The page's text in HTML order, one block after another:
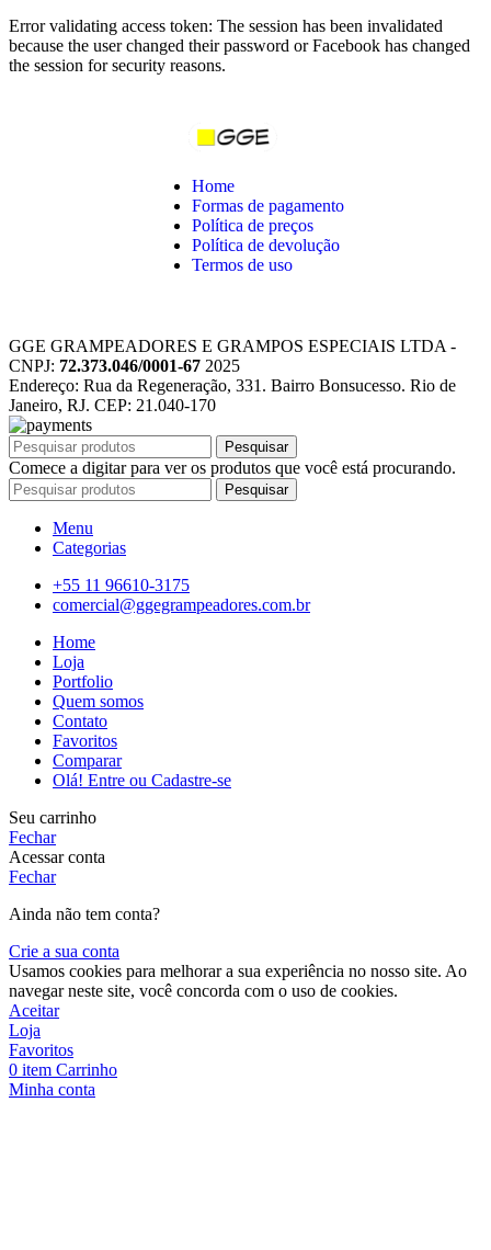
Error validating access token: The session has been invalidated
because the user changed their password or Facebook has changed
the session for security reasons.
Home
Formas de pagamento
Política de preços
Política de devolução
Termos de uso
GGE GRAMPEADORES E GRAMPOS ESPECIAIS LTDA -
CNPJ: 72.373.046/0001-67 2025
Endereço: Rua da Regeneração, 331. Bairro Bonsucesso. Rio de
Janeiro, RJ. CEP: 21.040-170
Pesquisar
Comece a digitar para ver os produtos que você está procurando.
Pesquisar
Menu
Categorias
+55 11 96610-3175
comercial@ggegrampeadores.com.br
Home
Loja
Portfolio
Quem somos
Contato
Favoritos
Comparar
Olá! Entre ou Cadastre-se
Seu carrinho
Fechar
Acessar conta
Fechar
Ainda não tem conta?
Crie a sua conta
Usamos cookies para melhorar a sua experiência no nosso site. Ao
navegar neste site, você concorda com o uso de cookies.
Aceitar
Loja
Favoritos
0 item Carrinho
Minha conta